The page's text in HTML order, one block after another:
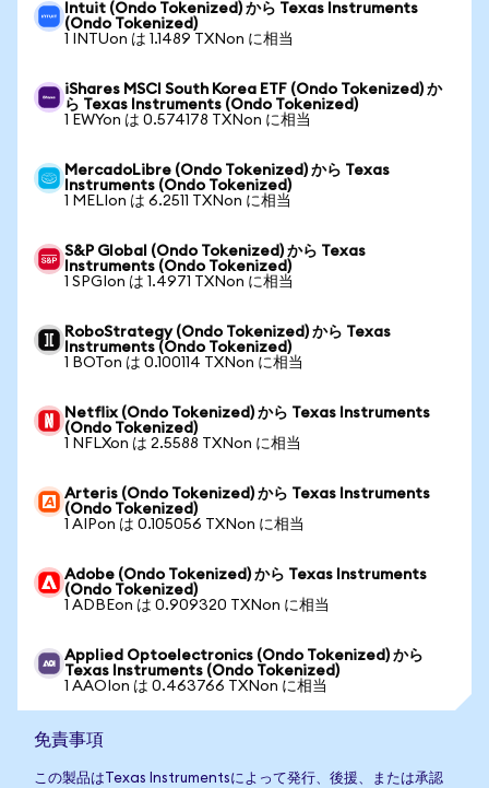
Intuit (Ondo Tokenized) から Texas Instruments
(Ondo Tokenized)
1 INTUon は 1.1489 TXNon に相当
iShares MSCI South Korea ETF (Ondo Tokenized) か
ら Texas Instruments (Ondo Tokenized)
1 EWYon は 0.574178 TXNon に相当
MercadoLibre (Ondo Tokenized) から Texas
Instruments (Ondo Tokenized)
1 MELIon は 6.2511 TXNon に相当
S&P Global (Ondo Tokenized) から Texas
Instruments (Ondo Tokenized)
1 SPGIon は 1.4971 TXNon に相当
RoboStrategy (Ondo Tokenized) から Texas
Instruments (Ondo Tokenized)
1 BOTon は 0.100114 TXNon に相当
Netflix (Ondo Tokenized) から Texas Instruments
(Ondo Tokenized)
1 NFLXon は 2.5588 TXNon に相当
Arteris (Ondo Tokenized) から Texas Instruments
(Ondo Tokenized)
1 AIPon は 0.105056 TXNon に相当
Adobe (Ondo Tokenized) から Texas Instruments
(Ondo Tokenized)
1 ADBEon は 0.909320 TXNon に相当
Applied Optoelectronics (Ondo Tokenized) から
Texas Instruments (Ondo Tokenized)
1 AAOIon は 0.463766 TXNon に相当
免責事項
この製品はTexas Instrumentsによって発行、後援、または承認